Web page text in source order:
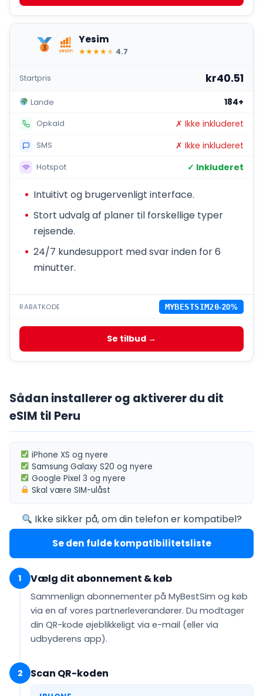
Yesim
★★★★★ 4.7
Startpris kr40.51
Lande 184+
Opkald ✗ Ikke inkluderet
SMS ✗ Ikke inkluderet
Hotspot ✓ Inkluderet
Intuitivt og brugervenligt interface.
Stort udvalg af planer til forskellige typer
rejsende.
24/7 kundesupport med svar inden for 6
minutter.
RABATKODE MYBESTSIM20-20%
Se tilbud →
Sådan installerer og aktiverer du dit
eSIM til Peru
iPhone XS og nyere
Samsung Galaxy S20 og nyere
Google Pixel 3 og nyere
Skal væreSIM-ulåst
Ikke sikker på, om din telefon er kompatibel?
Se den fulde kompatibilitetsliste
1 Vælg dit abonnement & køb
Sammenlign abonnementer på MyBestSim og køb
via en af vores partnerleverandører. Du modtager
din QR-kode øjeblikkeligt via e-mail (eller via
udbyderens app).
2 Scan QR-koden